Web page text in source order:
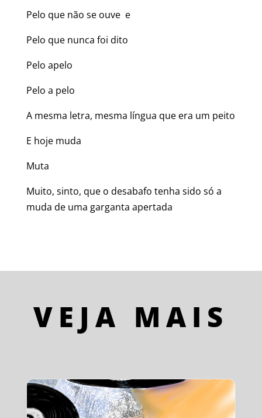
Pelo que não se ouve e
Pelo que nunca foi dito
Pelo apelo
Pelo a pelo
A mesma letra, mesma língua que era um peito
E hoje muda
Muta
Muito, sinto, que o desabafo tenha sido só a
muda de uma garganta apertada
VEJA MAIS